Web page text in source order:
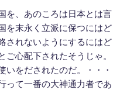
を、あのころは日本とは言
を末永く立派に保つにはど
されないようにするにはど
ご心配下されたそうじゃ。
いをだされたのだ。・・・
って一番の大神通力者であ